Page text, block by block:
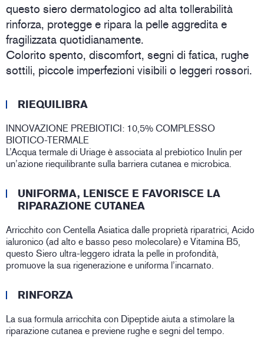
questo siero dermatologico ad alta tollerabilità
rinforza, protegge e ripara la pelle aggredita e
fragilizzata quotidianamente.
Colorito spento, discomfort, segni di fatica, rughe
sottili, piccole imperfezioni visibili o leggeri rossori.
RIEQUILIBRA
INNOVAZIONE PREBIOTICI: 10,5% COMPLESSO
BIOTICO-TERMALE
L’Acqua termale di Uriage è associata al prebiotico Inulin per
un’azione riequilibrante sulla barriera cutanea e microbica.
UNIFORMA, LENISCE E FAVORISCE LA
RIPARAZIONE CUTANEA
Arricchito con Centella Asiatica dalle proprietà riparatrici, Acido
ialuronico (ad alto e basso peso molecolare) e Vitamina B5,
questo Siero ultra-leggero idrata la pelle in profondità,
promuove la sua rigenerazione e uniforma l’incarnato.
RINFORZA
La sua formula arricchita con Dipeptide aiuta a stimolare la
riparazione cutanea e previene rughe e segni del tempo.